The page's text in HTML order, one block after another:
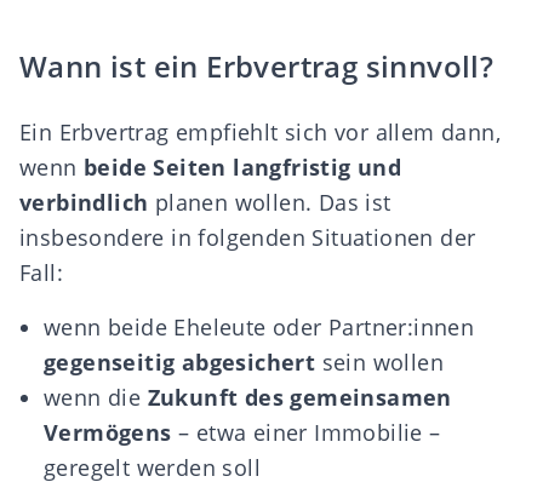
Wann ist ein Erbvertrag sinnvoll?
Ein Erbvertrag empfiehlt sich vor allem dann,
wenn beide Seiten langfristig und
verbindlich planen wollen. Das ist
insbesondere in folgenden Situationen der
Fall:
wenn beide Eheleute oder Partner:innen
gegenseitig abgesichert sein wollen
wenn die Zukunft des gemeinsamen
Vermögens – etwa einer Immobilie –
geregelt werden soll